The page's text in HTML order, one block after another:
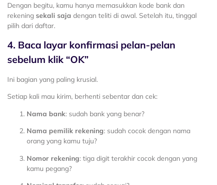
Dengan begitu, kamu hanya memasukkan kode bank dan
rekening sekali saja dengan teliti di awal. Setelah itu, tinggal
pilih dari daftar.
4. Baca layar konfirmasi pelan-pelan
sebelum klik “OK”
Ini bagian yang paling krusial.
Setiap kali mau kirim, berhenti sebentar dan cek:
Nama bank: sudah bank yang benar?
Nama pemilik rekening: sudah cocok dengan nama
orang yang kamu tuju?
Nomor rekening: tiga digit terakhir cocok dengan yang
kamu pegang?